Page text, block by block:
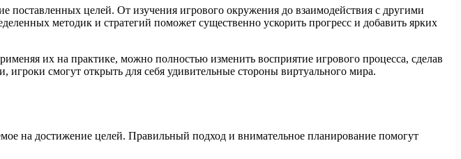
поставленных целей. От изучения игрового окружения до взаимодействия с другими
методик и стратегий поможет существенно ускорить прогресс и добавить ярких
их на практике, можно полностью изменить восприятие игрового процесса, сделав
смогут открыть для себя удивительные стороны виртуального мира.
на достижение целей. Правильный подход и внимательное планирование помогут